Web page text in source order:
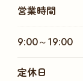
営業時間
9:00～19:00
定休日